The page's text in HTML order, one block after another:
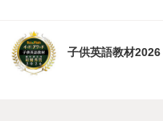
子供英語教材2026